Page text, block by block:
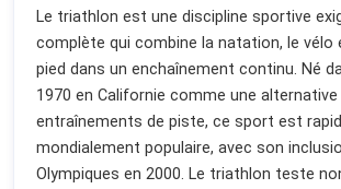
Le triathlon est une discipline sportive
complète qui combine la natation, le vélo
pied dans un enchaînement continu. Né
1970 en Californie comme une alternative
entraînements de piste, ce sport est
mondialement populaire, avec son
Olympiques en 2000. Le triathlon teste